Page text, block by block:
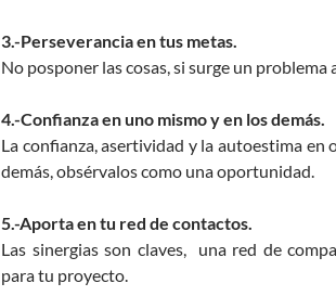
3.-Perseverancia en tus metas.
No posponer las cosas, si surge un
4.-Confianza en uno mismo y en los demás.
La confianza, asertividad y la autoestima en
demás, obsérvalos como una oportunidad.
5.-Aporta en tu red de contactos.
Las sinergias son claves, una red de
para tu proyecto.